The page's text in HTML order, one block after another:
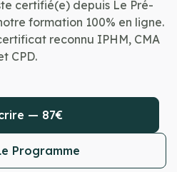
certifié(e) depuis Le Pré-
formation 100% en ligne.
reconnu IPHM, CMA
CPD.
— 87€
Programme